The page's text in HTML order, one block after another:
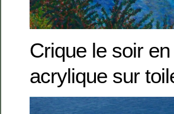
Crique le soir
acrylique sur